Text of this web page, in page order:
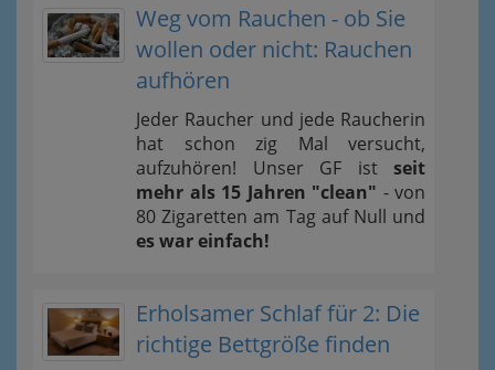
Weg vom Rauchen - ob Sie
wollen oder nicht: Rauchen
aufhören
Jeder Raucher und jede Raucherin
hat schon zig Mal versucht,
aufzuhören! Unser GF ist seit
mehr als 15 Jahren "clean" - von
80 Zigaretten am Tag auf Null und
es war einfach!
Erholsamer Schlaf für 2: Die
richtige Bettgröße finden